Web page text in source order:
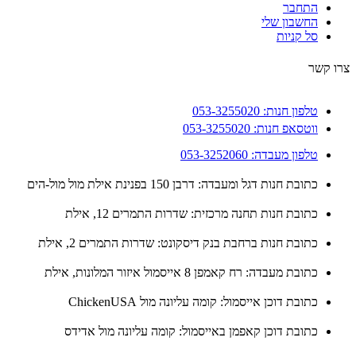
התחבר
החשבון שלי
סל קניות
קשר
טלפון חנות: 053-3255020
ווטסאפ חנות: 053-3255020
טלפון מעבדה: 053-3252060
כתובת חנות דגל ומעבדה: דרבן 150 בפנינת אילת מול מול-הים
כתובת חנות תחנה מרכזית: שדרות התמרים 12, אילת
כתובת חנות ברחבת בנק דיסקונט: שדרות התמרים 2, אילת
כתובת מעבדה: רח קאמפן 8 אייסמול איזור המלונות, אילת
כתובת דוכן אייסמול: קומה עליונה מול ChickenUSA
כתובת דוכן קאפמן באייסמול: קומה עליונה מול אדידס